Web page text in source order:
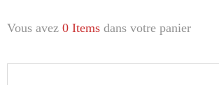
Vous avez 0 Items dans votre panier